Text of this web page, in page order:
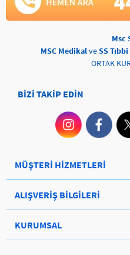
Msc
MSC MedikalveSS
ORTAK
BİZİ TAKİP EDİN
MÜŞTERİ HİZMETLERİ
ALIŞVERİŞ BİLGİLERİ
KURUMSAL